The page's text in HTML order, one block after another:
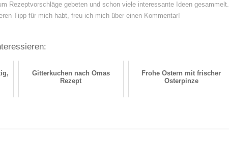
Rezeptvorschläge gebeten und schon viele interessante Ideen gesammelt.
Tipp für mich habt, freu ich mich über einen Kommentar!
Gitterkuchen nach Omas
Rezept
Frohe Ostern mit frischer
Osterpinze